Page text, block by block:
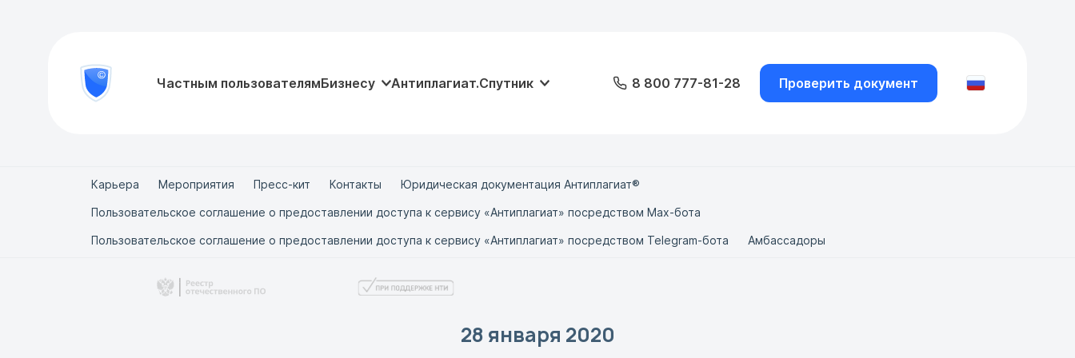
Проверить
Частным пользователямБизнесу Антиплагиат.Спутник
8
8 800 777-81-28 Проверить документ
Карьера Мероприятия Пресс-кит Контакты Юридическая документация Антиплагиат®
Пользовательское соглашение о предоставлении доступа к сервису «Антиплагиат» посредством Max-бота
Пользовательское соглашение о предоставлении доступа к сервису «Антиплагиат» посредством Telegram-бота Амбассадоры
28 января 2020